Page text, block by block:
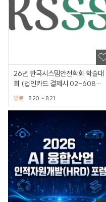
26년 한국시스템안전학회 학술대
회 (법인카드 결제시 02-6080-
5579로 연락바랍니다)
8.20 ~ 8.21
유료